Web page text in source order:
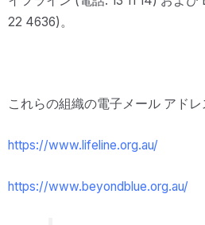
22 4636)。
これらの組織の電子メール アドレ
https://www.lifeline.org.au/
https://www.beyondblue.org.au/